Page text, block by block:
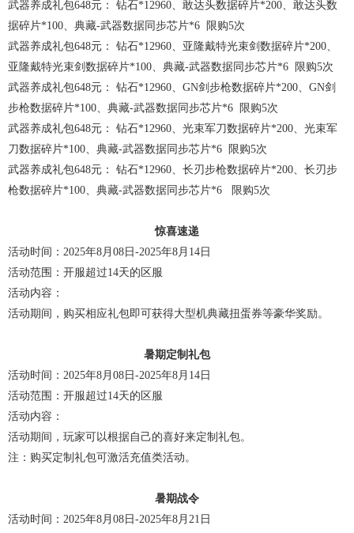
武器养成礼包648元： 钻石*12960、敢达头数据碎片*200、敢达头数
据碎片*100、典藏-武器数据同步芯片*6 限购5次
武器养成礼包648元： 钻石*12960、亚隆戴特光束剑数据碎片*200、
亚隆戴特光束剑数据碎片*100、典藏-武器数据同步芯片*6 限购5次
武器养成礼包648元： 钻石*12960、GN剑步枪数据碎片*200、GN剑
步枪数据碎片*100、典藏-武器数据同步芯片*6 限购5次
武器养成礼包648元： 钻石*12960、光束军刀数据碎片*200、光束军
刀数据碎片*100、典藏-武器数据同步芯片*6 限购5次
武器养成礼包648元： 钻石*12960、长刃步枪数据碎片*200、长刃步
枪数据碎片*100、典藏-武器数据同步芯片*6 限购5次
惊喜速递
活动时间：2025年8月08日-2025年8月14日
活动范围：开服超过14天的区服
活动内容：
活动期间，购买相应礼包即可获得大型机典藏扭蛋券等豪华奖励。
暑期定制礼包
活动时间：2025年8月08日-2025年8月14日
活动范围：开服超过14天的区服
活动内容：
活动期间，玩家可以根据自己的喜好来定制礼包。
注：购买定制礼包可激活充值类活动。
暑期战令
活动时间：2025年8月08日-2025年8月21日